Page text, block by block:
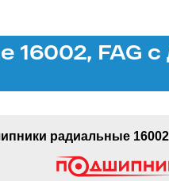
FAG с
радиальные